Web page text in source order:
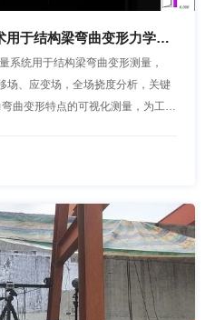
于结构梁弯曲变形力学实
系统用于结构梁弯曲变形测量，
场、应变场，全场挠度分析，关键
曲变形特点的可视化测量，为工程